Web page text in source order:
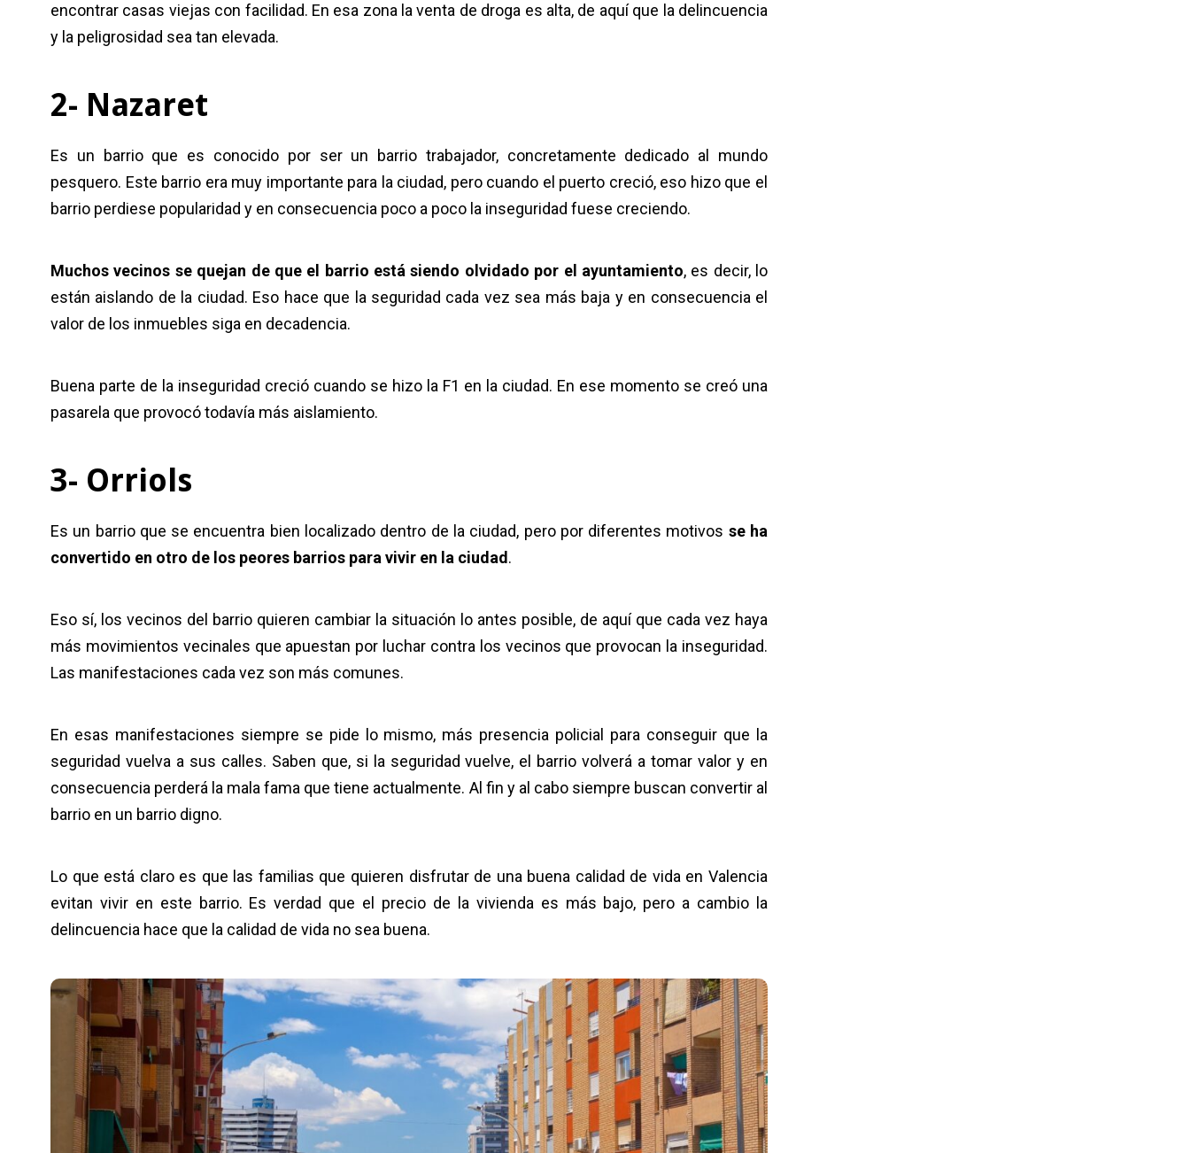
encontrar casas viejas con facilidad. En esa zona la venta de droga es alta, de aquí que la delincuencia
y la peligrosidad sea tan elevada.
2- Nazaret
Es un barrio que es conocido por ser un barrio trabajador, concretamente dedicado al mundo
pesquero. Este barrio era muy importante para la ciudad, pero cuando el puerto creció, eso hizo que el
barrio perdiese popularidad y en consecuencia poco a poco la inseguridad fuese creciendo.
Muchos vecinos se quejan de que el barrio está siendo olvidado por el ayuntamiento, es decir, lo
están aislando de la ciudad. Eso hace que la seguridad cada vez sea más baja y en consecuencia el
valor de los inmuebles siga en decadencia.
Buena parte de la inseguridad creció cuando se hizo la F1 en la ciudad. En ese momento se creó una
pasarela que provocó todavía más aislamiento.
3- Orriols
Es un barrio que se encuentra bien localizado dentro de la ciudad, pero por diferentes motivos se ha
convertido en otro de los peores barrios para vivir en la ciudad.
Eso sí, los vecinos del barrio quieren cambiar la situación lo antes posible, de aquí que cada vez haya
más movimientos vecinales que apuestan por luchar contra los vecinos que provocan la inseguridad.
Las manifestaciones cada vez son más comunes.
En esas manifestaciones siempre se pide lo mismo, más presencia policial para conseguir que la
seguridad vuelva a sus calles. Saben que, si la seguridad vuelve, el barrio volverá a tomar valor y en
consecuencia perderá la mala fama que tiene actualmente. Al fin y al cabo siempre buscan convertir al
barrio en un barrio digno.
Lo que está claro es que las familias que quieren disfrutar de una buena calidad de vida en Valencia
evitan vivir en este barrio. Es verdad que el precio de la vivienda es más bajo, pero a cambio la
delincuencia hace que la calidad de vida no sea buena.